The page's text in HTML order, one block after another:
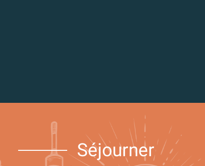
Séjourner